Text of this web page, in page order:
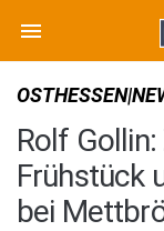
Rolf
Frühstück
bei